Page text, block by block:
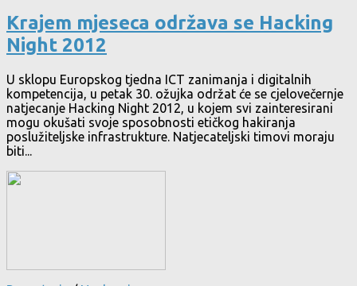
Krajem mjeseca održava se Hacking
Night 2012
U sklopu Europskog tjedna ICT zanimanja i digitalnih
kompetencija, u petak 30. ožujka održat će se cjelovečernje
natjecanje Hacking Night 2012, u kojem svi zainteresirani
mogu okušati svoje sposobnosti etičkog hakiranja
poslužiteljske infrastrukture. Natjecateljski timovi moraju
biti...